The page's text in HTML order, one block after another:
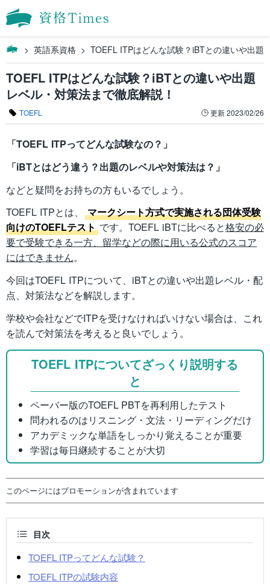
英語系資格 TOEFL ITPはどんな試験？iBTとの違いや出題
TOEFL ITPはどんな試験？iBTとの違いや出題
レベル・対策法まで徹底解説！
TOEFL 更新2023/02/26
「TOEFL ITPってどんな試験なの？」
「iBTとはどう違う？出題のレベルや対策法は？」
などと疑問をお持ちの方もいるでしょう。
TOEFL ITPとは、
マークシート方式で実施される団体受験
向けのTOEFLテスト です。TOEFL iBTに比べると格安の必
要で受験できる一方、留学などの際に用いる公式のスコア
にはできません。
今回はTOEFL ITPについて、iBTとの違いや出題レベル・配
点、対策法などを解説します。
学校や会社などでITPを受けなければいけない場合は、これ
を読んで対策法を考えると良いでしょう。
TOEFL ITPについてざっくり説明する
と
ペーバー版のTOEFL PBTを再利用したテスト
問われるのはリスニング・文法・リーディングだけ
アカデミックな単語をしっかり覚えることが重要
学習は毎日継続することが大切
このページにはプロモーションが含まれています
目次
TOEFL ITPってどんな試験？
TOEFL ITPの試験内容